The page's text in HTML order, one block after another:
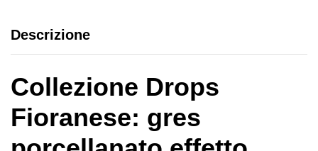
Descrizione
Collezione Drops
Fioranese: gres